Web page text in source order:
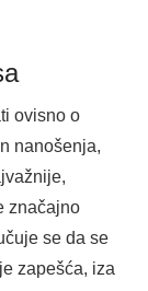
ovisno o
nanošenja,
značajno
se da se
zapešća, iza